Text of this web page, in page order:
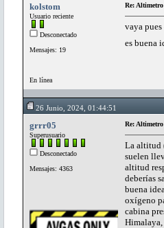
kolstom
Usuario reciente
Desconectado
Mensajes: 19
En línea
Re: Altimetro
vaya
es buena
26 Junio, 2024, 01:44:51
grrr05
Superusuario
Desconectado
Mensajes: 4363
Re: Altimetro
La altitud
suelen
altitud
deberías
buena
oxígeno
cabina